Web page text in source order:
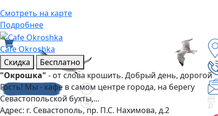
Смотреть на карте
Подробнее
Cafe Okroshka
Скидка
Бесплатно
"Окрошка" - от слова крошить. Добрый день, дорогой
Гость! Мы - кафе в самом центре города, на берегу
Севастопольской бухты,...
Адрес: г. Севастополь, пр. П.С. Нахимова, д.2